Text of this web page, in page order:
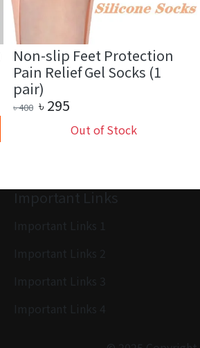
Non-slip Feet Protection
Pain Relief Gel Socks (1
pair)
৳400 ৳ 295
Out of Stock
Important Links
Important Links 1
Important Links 2
Important Links 3
Important Links 4